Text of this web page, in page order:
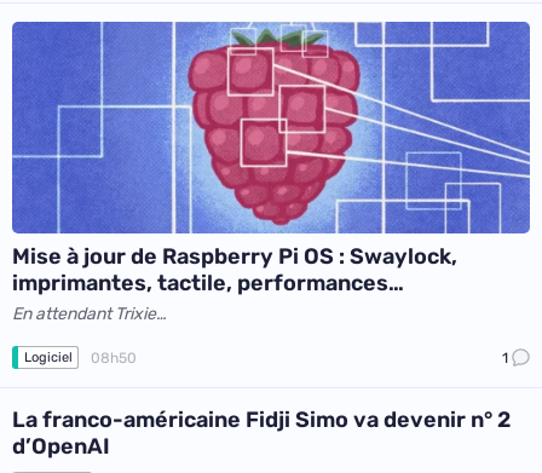
Mise à jour de Raspberry Pi OS : Swaylock,
imprimantes, tactile, performances…
En attendant Trixie…
Logiciel 08h50 1
La franco-américaine Fidji Simo va devenir n° 2
d’OpenAI